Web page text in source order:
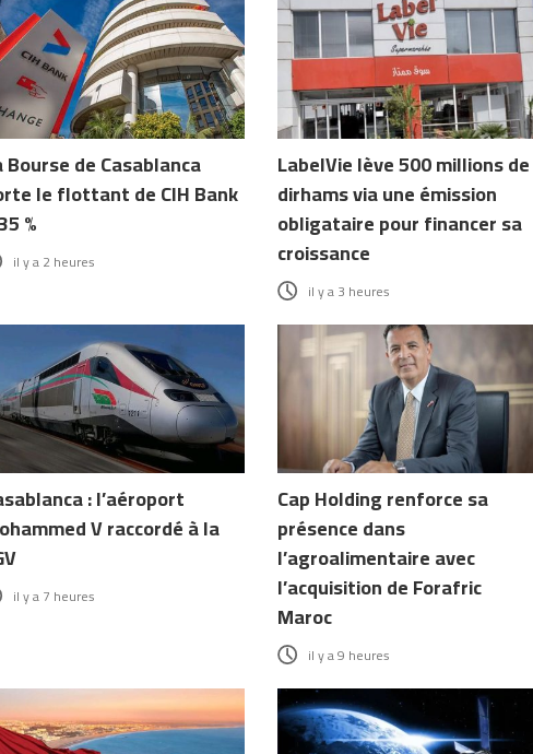
Bourse de Casablanca
le flottant de CIH Bank
%
il y a 2 heures
LabelVie lève 500 millions de
dirhams via une émission
obligataire pour financer sa
croissance
il y a 3 heures
: l’aéroport
V raccordé à la
il y a 7 heures
Cap Holding renforce sa
présence dans
l’agroalimentaire avec
l’acquisition de Forafric
Maroc
il y a 9 heures